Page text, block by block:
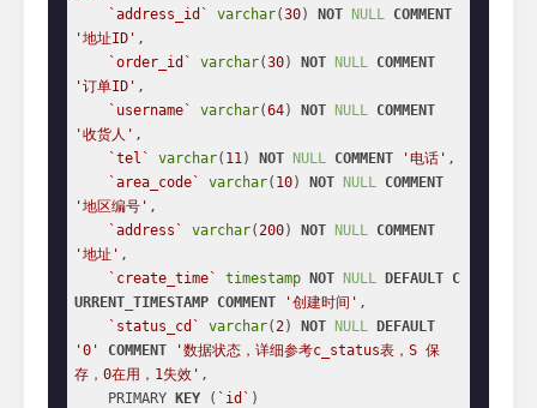
`address_id`
varchar(30) NOT NULL COMMENT
'地址ID' ,
`order_id`
varchar(30) NOT NULL COMMENT
'订单ID' ,
`username`
varchar(64) NOT NULL COMMENT
'收货人' ,
`tel`
varchar( 11) NOT NULL COMMENT '电话' ,
`area_code`
varchar( 10) NOT NULL COMMENT
'地区编号' ,
`address`
varchar(200) NOT NULL COMMENT
'地址' ,
`create_time`
timestamp NOT NULL DEFAULT C
URRENT_TIMESTAMP COMMENT '创建时间' ,
`status_cd`
varchar(2) NOT NULL
DEFAULT
'0'
COMMENT
'数据状态，详细参考c_status表，S 保
存，0在用，1失效' ,
    PRIMARY
KEY ( `id` )